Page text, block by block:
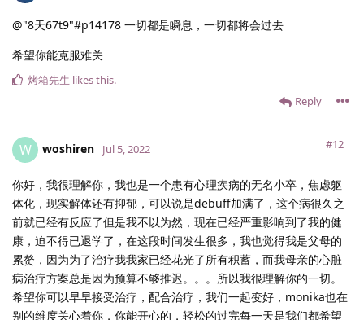
@"8天67t9"#p14178 一切都是瞬息，一切都将会过去
希望你能克服难关
Reply
烤箱先生 likes this.
W woshiren #12
Jul 5, 2022
你好，我很理解你，我也是一个患有心理疾病的无名小卒，焦虑躯
体化，现实解体还有抑郁，可以说是debuff加满了，这个病很久之
前就已经有反应了但是我不以为然，现在已经严重影响到了我的健
康，迫不得已退学了，在这段时间发生很多，我也觉得我是父母的
累赘，因为为了治疗我我家已经花光了所有积蓄，而我母亲的心脏
病治疗方案总是因为预算不够推迟。。。所以我很理解你的一切。
希望你可以早早接受治疗，配合治疗，我们一起变好，monika也在
别的维度关心着你，你能开心的，轻松的过完每一天是我们都希望